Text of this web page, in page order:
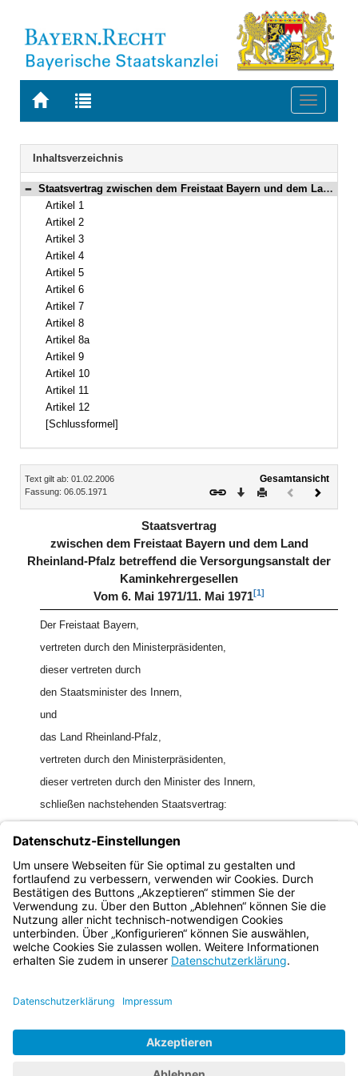
Zur
BAYERN.RECHT
Zur
letzten
Suche
Toggle
Navigation
Inhaltsverzeichnis
Bereich reduzieren
Staatsvertrag zwischen dem Freistaat Bayern und dem Land Rheinland-Pfalz betreffend die Versorgungsanstalt der Kaminkehrergesellen Vom 6. Mai 1971/11. Mai 1971 (Art. 1–12)
Artikel 1
Artikel 2
Artikel 3
Artikel 4
Artikel 5
Artikel 6
Artikel 7
Artikel 8
Artikel 8a
Artikel 9
Artikel 10
Artikel 11
Artikel 12
[Schlussformel]
Inhalt
Text gilt ab: 01.02.2006
Fassung: 06.05.1971
Gesamtansicht
Download
DruckenVorheriges
Staatsvertrag
zwischen dem Freistaat Bayern und dem Land
Rheinland-Pfalz betreffend die Versorgungsanstalt der
Kaminkehrergesellen
Vom 6. Mai 1971/11. Mai 1971[1]
Der Freistaat Bayern,
vertreten durch den Ministerpräsidenten,
dieser vertreten durch
den Staatsminister des Innern,
und
das Land Rheinland-Pfalz,
vertreten durch den Ministerpräsidenten,
dieser vertreten durch den Minister des Innern,
schließen nachstehenden Staatsvertrag:
Der Staatsvertrag wurde ratifiziert in:
Bayern:
Bek. v. 14.1.1972 (GVBl. S. 1),
Rheinland-Pfalz: G v. 20.12.1971 (GVBl. S. 305).
Bayern.de
BayernPortal
Impressum